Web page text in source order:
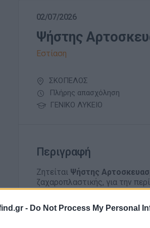
- Do Not Process My Personal
02/07/2026
Ψήστης
Εστίαση
ΣΚΟΠΕΛΟΣ
Πλήρης απασχόληση
ΓΕΝΙΚΟ ΛΥΚΕΙΟ
Περιγραφή
Ζητείται Ψήστης
ζαχαροπλαστικής, για την